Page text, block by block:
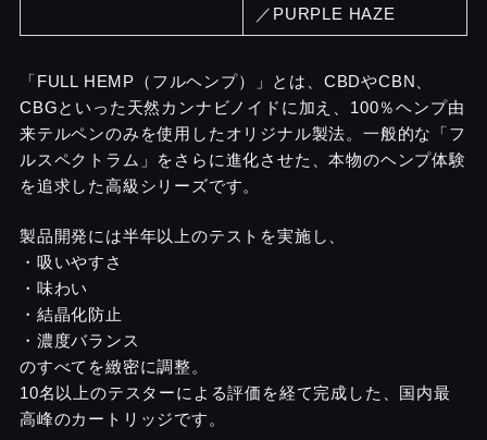
／PURPLE HAZE
「FULL HEMP（フルヘンプ）」とは、CBDやCBN、
CBGといった天然カンナビノイドに加え、100％ヘンプ由
来テルペンのみを使用したオリジナル製法。一般的な「フ
ルスペクトラム」をさらに進化させた、本物のヘンプ体験
を追求した高級シリーズです。
製品開発には半年以上のテストを実施し、
・吸いやすさ
・味わい
・結晶化防止
・濃度バランス
のすべてを緻密に調整。
10名以上のテスターによる評価を経て完成した、国内最
高峰のカートリッジです。